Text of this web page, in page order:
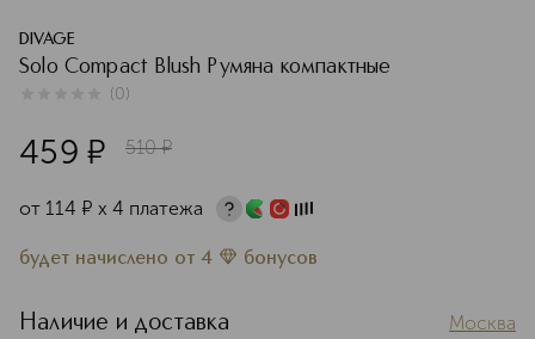
DIVAGE
Solo Compact Blush Румяна компактные
(0)
459 ¤ 510 ¤
от 114 ¤ х 4 платежа
будет начислено от 4 бонусов
Наличие и доставка Москва